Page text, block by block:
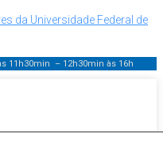
da Universidade Federal de
11h30min – 12h30min às 16h